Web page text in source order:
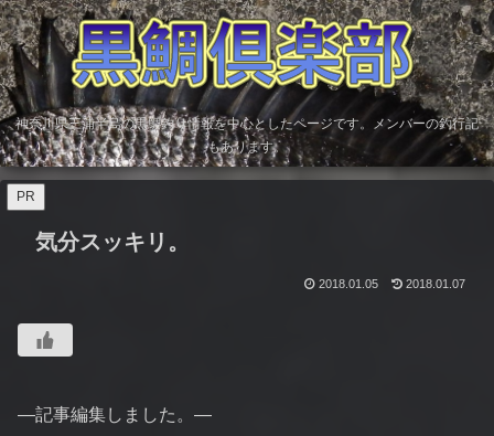
神奈川県三浦半島の黒鯛釣り情報を中心としたページです。メンバーの釣行記
もあります。
PR
気分スッキリ。
2018.01.05 2018.01.07
—記事編集しました。—